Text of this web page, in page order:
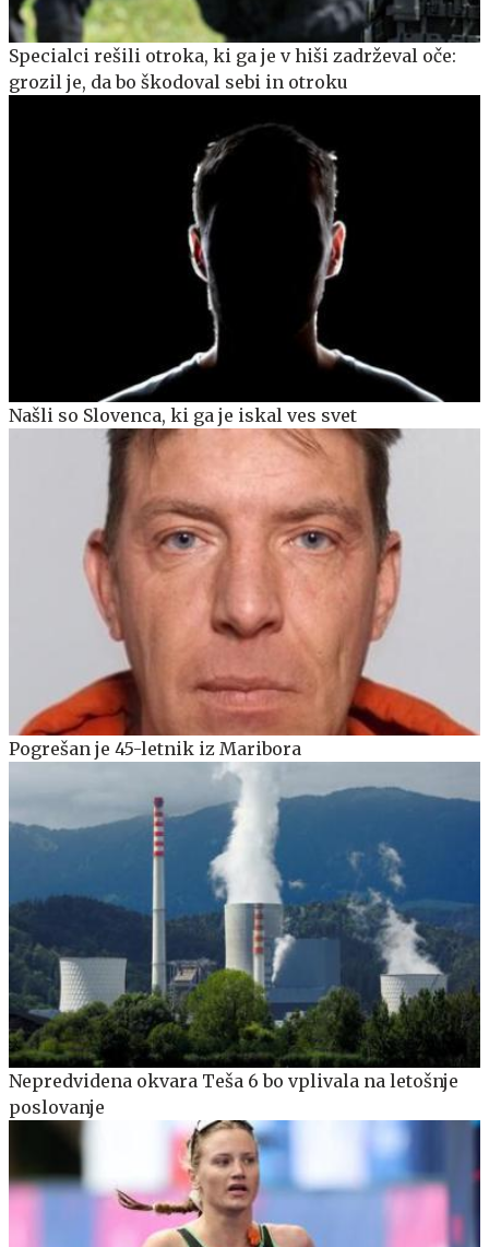
Specialci rešili otroka, ki ga je v hiši zadrževal oče:
grozil je, da bo škodoval sebi in otroku
Našli so Slovenca, ki ga je iskal ves svet
Pogrešan je 45-letnik iz Maribora
Nepredvidena okvara Teša 6 bo vplivala na letošnje
poslovanje